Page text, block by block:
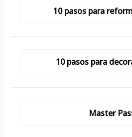
10 pasos para
10 pasos para
Master